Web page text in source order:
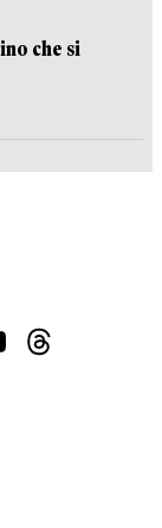
che si